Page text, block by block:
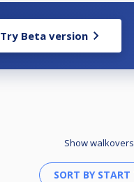
Try Beta version
Show walkovers